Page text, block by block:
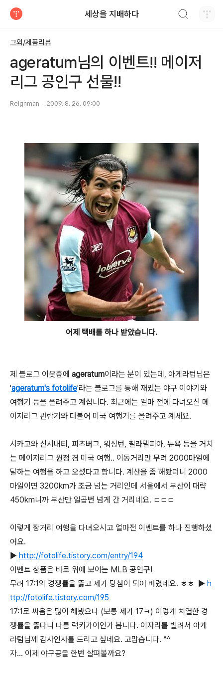
세상을 지배하다
그외/제품리뷰
ageratum님의 이벤트!! 메이저
리그 공인구 선물!!
Reignman 2009. 8. 26. 09:00
어제 택배를 하나 받았습니다.
제 블로그 이웃중에 ageratum이라는 분이 있는데, 아게라텀님은
'ageratum's fotolife'라는 블로그를 통해 재밌는 야구 이야기와
여행기 등을 올려주고 계십니다. 최근에는 얼마 전에 다녀오신 메
이저리그 관람기와 더불어 미국 여행기를 올려주고 계세요.
시카고와 신시내티, 피츠버그, 워싱턴, 필라델피아, 뉴욕 등을 거치
는 메이저리그 원정 겸 미국 여행.. 이동거리만 무려 2000마일에
달하는 여행을 하고 오셨다고 합니다. 계산을 좀 해봤더니 2000
마일이면 3200km가 조금 넘는 거리인데 서울에서 부산이 대략
450km니까 부산만 일곱번 넘게 간 거리네요. ㄷㄷㄷ
이렇게 장거리 여행을 다녀오시고 얼마전 이벤트를 하나 진행하셨
어요.
▶ http://fotolife.tistory.com/entry/194
이벤트 상품은 바로 위에 보이는 MLB 공인구!
무려 17:1의 경쟁률을 뚫고 제가 당첨이 되어 버렸네요. ㅎㅎ ▶ h
ttp://fotolife.tistory.com/195
17:1로 싸움은 많이 해봤으나 (보통 제가 17ㅋ) 이렇게 치열한 경
쟁률을 뚫다니 나름 럭키가이인가 봅니다. 이자리를 빌려서 아게
라텀님께 감사인사를 드리고 싶네요. 고맙습니다. ^^
자... 이제 야구공을 한번 살펴볼까요?